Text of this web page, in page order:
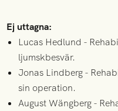
Ej uttagna:
Lucas Hedlund -
ljumskbesvär.
Jonas Lindberg -
sin operation.
August Wängberg -